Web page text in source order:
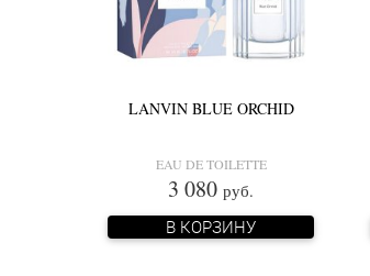
LANVIN BLUE ORCHID
EAU DE TOILETTE
3 080 руб.
В КОРЗИНУ